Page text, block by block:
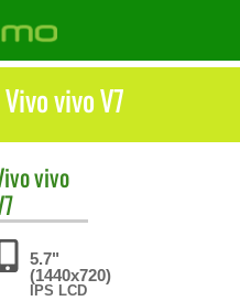
vivo V7
vivo
5.7"
(1440x720)
IPS LCD